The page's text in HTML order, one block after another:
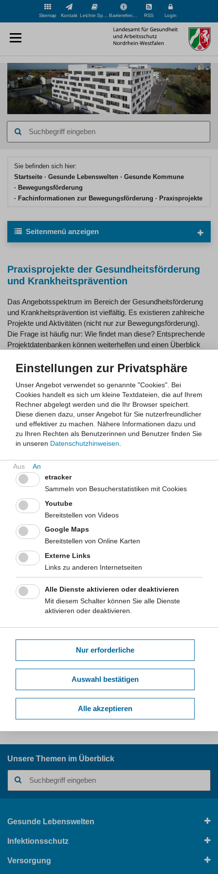
Sitemap Kontakt Barrierefreiheit RSS Login
eingeben
Sie befinden sich hier:
Startseite
Gesunde Lebenswelten
Gesunde Kommune
Bewegungsförderung
Fachinformationen zur Bewegungsförderung
Praxisprojekte
Seitenmenü anzeigen
Praxisprojekte der Gesundheitsförderung
und Krankheitsprävention
Das Angebotsspektrum im Bereich der Gesundheitsförderung
und Krankheitsprävention ist vielfältig. Es existieren zahlreiche
Projekte und Aktivitäten (nicht nur zur Bewegungsförderung).
Die Frage ist häufig nur: Wie findet man diese? Entsprechende
Projektdatenbanken können weiterhelfen und einen Überblick
zusammengestellt.
Gesund und aktiv älter werden -
Projektdatenbank
IN FORM - Deutschlands Initiative für gesunde
Ernährung und mehr Bewegung
Praxisdatenbank Gesundheitliche
Chancengleichheit
WHO-Datenbank für Ernährung, Adipositas und
körperliche Betätigung (NOPA)
Datenbank für Projekte aus
Gesundheitsförderung und Prävention in der
Schweiz
Projektdatenbank des Fonds Gesundes
Österreich
Ihnen dankbar. Bitte senden Sie eine E-Mail an
Unsere Themen im Überblick
Gesunde Lebenswelten
Infektionsschutz
Versorgung
Einstellungen zur Privatsphäre
Unser Angebot verwendet so genannte "Cookies". Bei
Cookies handelt es sich um kleine Textdateien, die auf Ihrem
Rechner abgelegt werden und die Ihr Browser speichert.
Diese dienen dazu, unser Angebot für Sie nutzerfreundlicher
und effektiver zu machen.
Nähere Informationen dazu und
zu Ihren Rechten als Benutzerinnen und Benutzer finden Sie
in unseren Datenschutzhinweisen
etracker
Sammeln von Besucherstatistiken mit Cookies
Youtube
Bereitstellen von Videos
Google Maps
Bereitstellen von Online Karten
Externe Links
Links zu anderen Internetseiten
Alle Dienste aktivieren oder deaktivieren
Mit diesem Schalter können Sie alle Dienste
aktivieren oder deaktivieren.
Nur erforderliche
Auswahl bestätigen
Alle akzeptieren